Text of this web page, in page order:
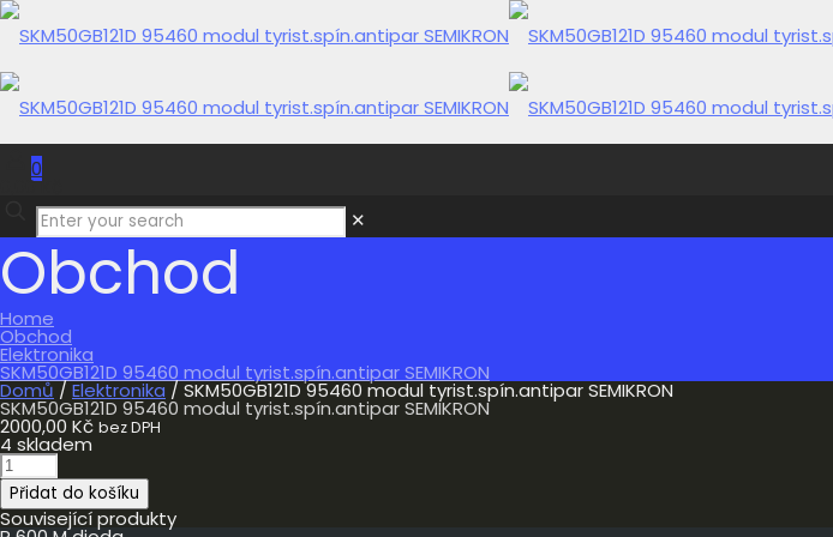
0
0,00 Kč
✕
Obchod
Home
Obchod
Elektronika
SKM50GB121D 95460 modul tyrist.spín.antipar SEMIKRON
Domů / Elektronika / SKM50GB121D 95460 modul tyrist.spín.antipar SEMIKRON
SKM50GB121D 95460 modul tyrist.spín.antipar SEMIKRON
2000,00 Kč bez DPH
4 skladem
SKM50GB121D
95460
modul
tyrist.spín.antipar
Přidat do košíku
Související produkty